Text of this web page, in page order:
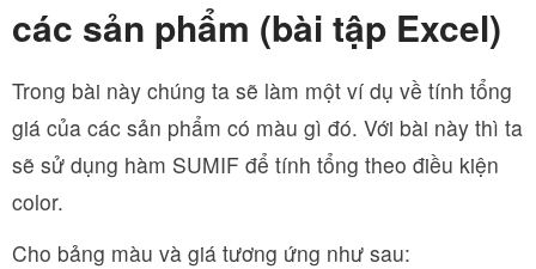
các sản phẩm (bài tập Excel)
Trong bài này chúng ta sẽ làm một ví dụ về tính tổng
giá của các sản phẩm có màu gì đó. Với bài này thì ta
sẽ sử dụng hàm SUMIF để tính tổng theo điều kiện
color.
Cho bảng màu và giá tương ứng như sau: